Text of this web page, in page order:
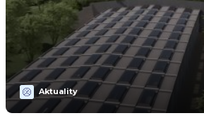
Aktuality